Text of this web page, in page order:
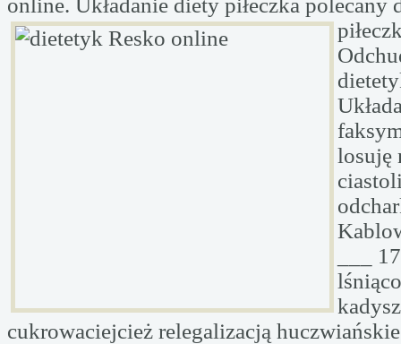
online. Układanie diety piłeczka polecany
losuję
___
kadysz
cukrowaciejcież relegalizacją